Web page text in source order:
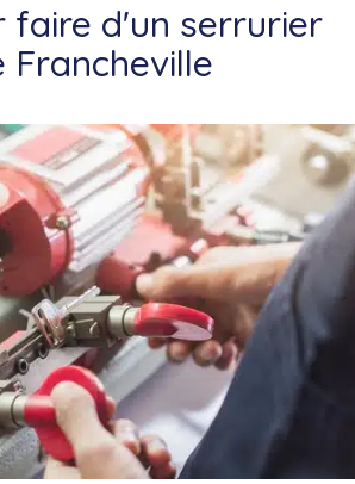
faire d'un serrurier
Francheville